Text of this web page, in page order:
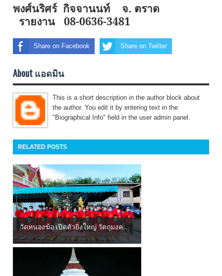
พงศ์นริศร์ กิจจานนท์
จ. ตราด
รายงาน 08-0636-3481
Share on Facebook Share on Twitter
About แอดมิน
This is a short description in the author block about
the author. You edit it by entering text in the
"Biographical Info" field in the user admin panel.
RELATED POSTS
วัดหนองฆ้อ เปิดตัวยิ่งใหญ่ วัตถุมงค...